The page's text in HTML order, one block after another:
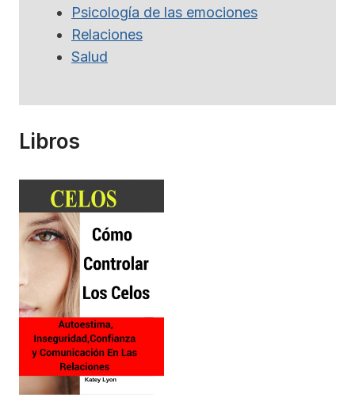
Psicología de las emociones
Relaciones
Salud
Libros